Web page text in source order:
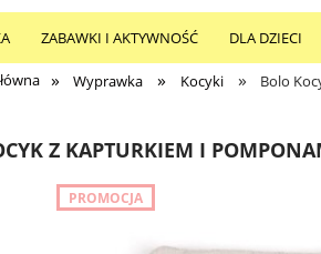
ZABAWKI I AKTYWNOŚĆ DLA DZIECI
» Wyprawka » Kocyki » Bolo
Z KAPTURKIEM I
PROMOCJA